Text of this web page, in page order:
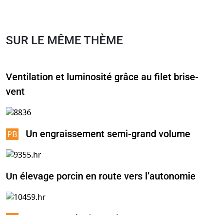
SUR LE MÊME THÈME
Ventilation et luminosité grâce au filet brise-
vent
Un engraissement semi-grand volume
Un élevage porcin en route vers l’autonomie